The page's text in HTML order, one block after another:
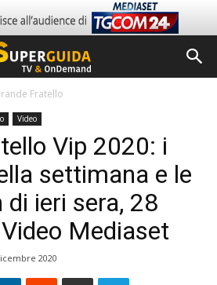
Fratello
Video
Vip 2020: i
settimana e le
ieri sera, 28
Mediaset
2020